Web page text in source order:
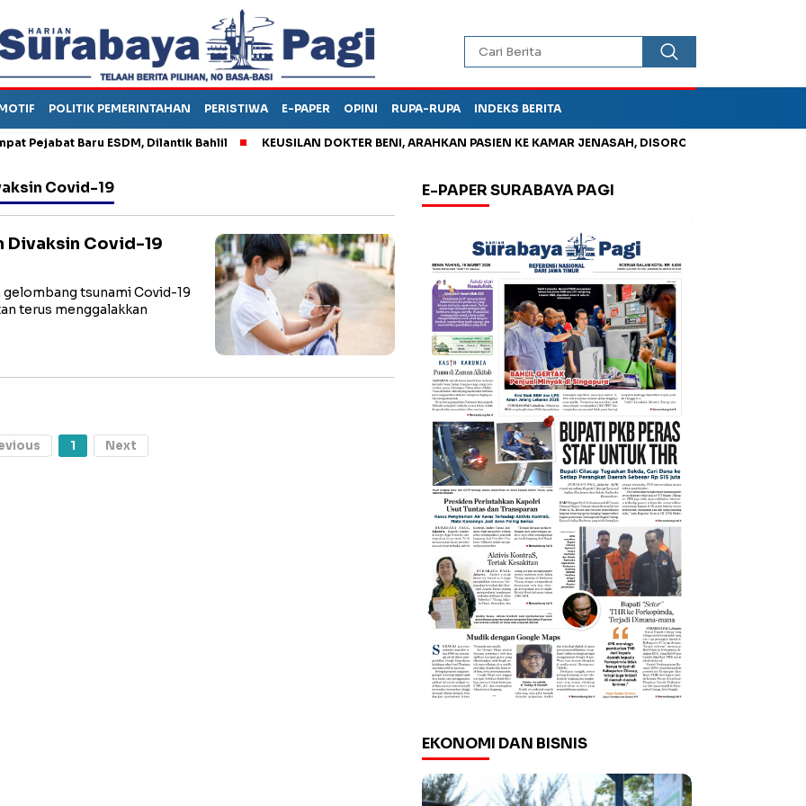
POLITIK PEMERINTAHAN PERISTIWA E-PAPER OPINI RUPA-RUPA INDEKS BERITA
Baru ESDM, Dilantik Bahlil KEUSILAN DOKTER BENI, ARAHKAN PASIEN KE KAMAR JENASAH, DISOROT
Covid-19
Divaksin Covid-19
gelombang tsunami Covid-19
terus menggalakkan
1 Next
E-PAPER SURABAYA PAGI
EKONOMI DAN BISNIS